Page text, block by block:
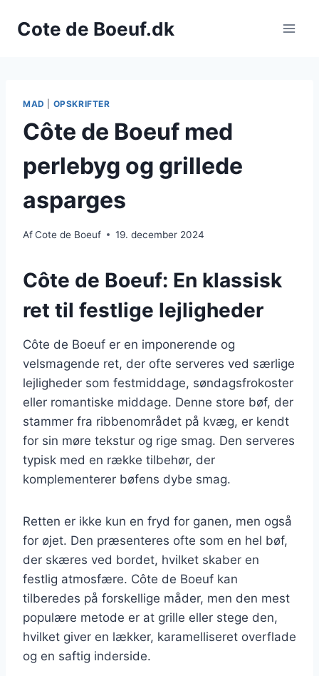
Cote de Boeuf.dk
MAD OPSKRIFTER
Côte de Boeuf med
perlebyg og grillede
asparges
AfCote de Boeuf 19. december 2024
Côte de Boeuf: En klassisk
ret til festlige lejligheder
Côte de Boeuf er en imponerende og
velsmagende ret, der ofte serveres ved særlige
lejligheder som festmiddage, søndagsfrokoster
eller romantiske middage. Denne store bøf, der
stammer fra ribbenområdet på kvæg, er kendt
for sin møre tekstur og rige smag. Den serveres
typisk med en række tilbehør, der
komplementerer bøfens dybe smag.
Retten er ikke kun en fryd for ganen, men også
for øjet. Den præsenteres ofte som en hel bøf,
der skæres ved bordet, hvilket skaber en
festlig atmosfære. Côte de Boeuf kan
tilberedes på forskellige måder, men den mest
populære metode er at grille eller stege den,
hvilket giver en lækker, karamelliseret overflade
og en saftig inderside.